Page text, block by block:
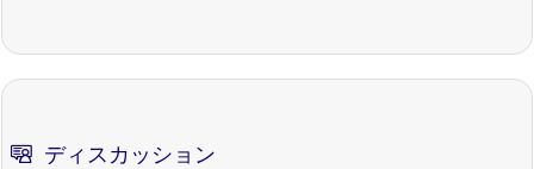
ディスカッション